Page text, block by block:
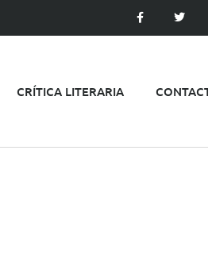
CRÍTICA LITERARIA